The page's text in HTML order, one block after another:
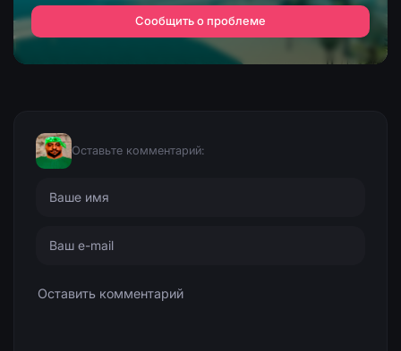
Сообщить о проблеме
Оставьте комментарий: